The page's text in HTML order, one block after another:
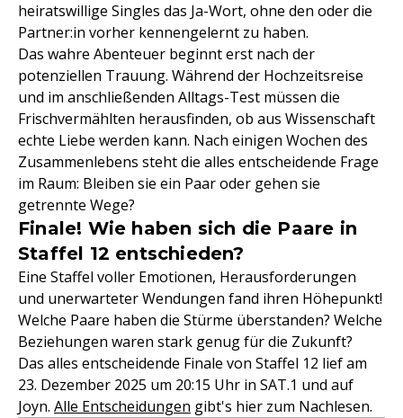
heiratswillige Singles das Ja-Wort, ohne den oder die
Partner:in vorher kennengelernt zu haben.
Das wahre Abenteuer beginnt erst nach der
potenziellen Trauung. Während der Hochzeitsreise
und im anschließenden Alltags-Test müssen die
Frischvermählten herausfinden, ob aus Wissenschaft
echte Liebe werden kann. Nach einigen Wochen des
Zusammenlebens steht die alles entscheidende Frage
im Raum: Bleiben sie ein Paar oder gehen sie
getrennte Wege?
Finale! Wie haben sich die Paare in
Staffel 12 entschieden?
Eine Staffel voller Emotionen, Herausforderungen
und unerwarteter Wendungen fand ihren Höhepunkt!
Welche Paare haben die Stürme überstanden? Welche
Beziehungen waren stark genug für die Zukunft?
Das alles entscheidende Finale von Staffel 12 lief am
23. Dezember 2025 um 20:15 Uhr in SAT.1 und auf
Joyn. Alle Entscheidungen gibt's hier zum Nachlesen.